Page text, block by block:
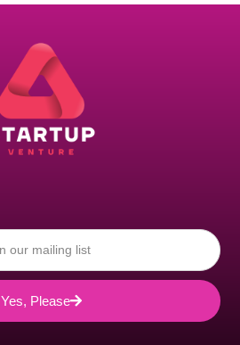
Yes, Please